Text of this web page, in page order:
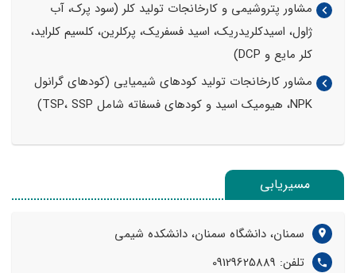
مشاور پتروشیمی و کارخانجات تولید کلر (سود پرک، آب
ژاول، اسیدکلریدریک، اسید فسفریک، پرکلرین، کلسیم کلراید،
کلر مایع و DCP)
مشاور کارخانجات تولید کودهای شیمیایی (کودهای گرانول
NPK، هیومیک اسید و کودهای فسفاته شامل TSP، SSP)
مسیریابی
سمنان، دانشگاه سمنان، دانشکده شیمی
تلفن: 09129625889